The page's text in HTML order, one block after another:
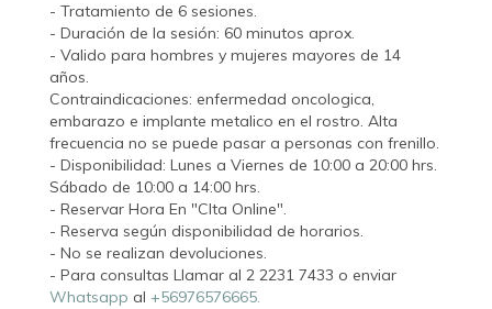
- Tratamiento de 6 sesiones.
- Duración de la sesión: 60 minutos aprox.
- Valido para hombres y mujeres mayores de 14
años.
Contraindicaciones: enfermedad oncologica,
embarazo e implante metalico en el rostro. Alta
frecuencia no se puede pasar a personas con frenillo.
- Disponibilidad: Lunes a Viernes de 10:00 a 20:00 hrs.
Sábado de 10:00 a 14:00 hrs.
- Reservar Hora En "CIta Online".
- Reserva según disponibilidad de horarios.
- No se realizan devoluciones.
- Para consultas Llamar al 2 2231 7433 o enviar
Whatsapp al +56976576665.